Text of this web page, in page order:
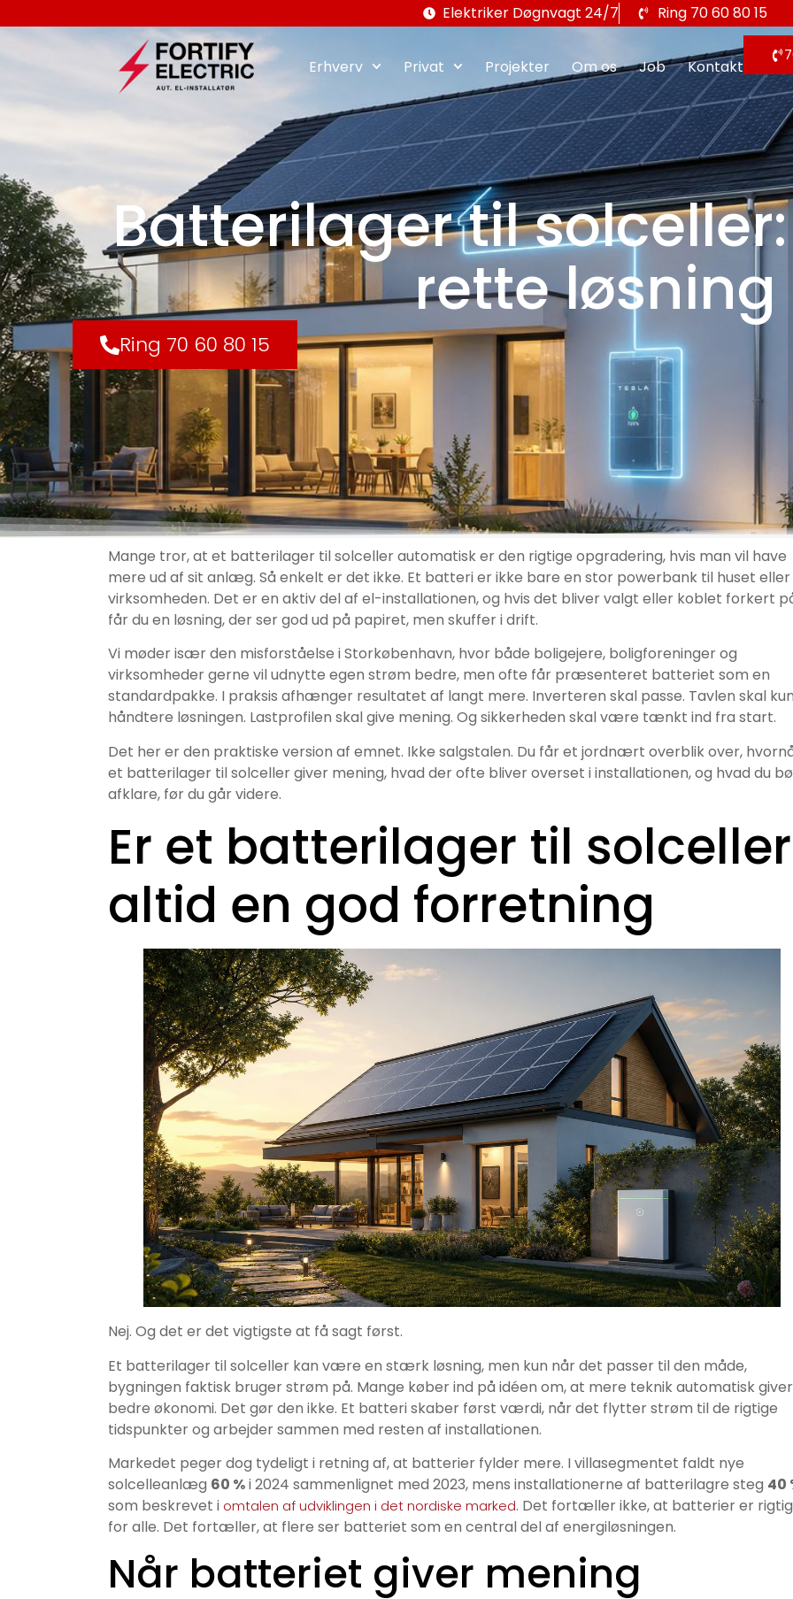
Elektriker Døgnvagt 24/7 Ring 70 60 80 15
Erhverv Privat Projekter Om os Job Kontakt
Batterilager til
rette løsning
Ring 70 60 80 15
Mange tror, at et batterilager til solceller automatisk er den rigtige opgradering, hvis man vil have
mere ud af sit anlæg. Så enkelt er det ikke. Et batteri er ikke bare en stor powerbank til huset eller
virksomheden. Det er en aktiv del af el-installationen, og hvis det bliver valgt eller koblet forkert
får du en løsning, der ser god ud på papiret, men skuffer i drift.
Vi møder især den misforståelse i Storkøbenhavn, hvor både boligejere, boligforeninger og
virksomheder gerne vil udnytte egen strøm bedre, men ofte får præsenteret batteriet som en
standardpakke. I praksis afhænger resultatet af langt mere. Inverteren skal passe. Tavlen skal
håndtere løsningen. Lastprofilen skal give mening. Og sikkerheden skal være tænkt ind fra start.
Det her er den praktiske version af emnet. Ikke salgstalen. Du får et jordnært overblik over,
et batterilager til solceller giver mening, hvad der ofte bliver overset i installationen, og hvad du
afklare, før du går videre.
Er et batterilager til solceller
altid en god forretning
Nej. Og det er det vigtigste at få sagt først.
Et batterilager til solceller kan være en stærk løsning, men kun når det passer til den måde,
bygningen faktisk bruger strøm på. Mange køber ind på idéen om, at mere teknik automatisk giver
bedre økonomi. Det gør den ikke. Et batteri skaber først værdi, når det flytter strøm til de rigtige
tidspunkter og arbejder sammen med resten af installationen.
Markedet peger dog tydeligt i retning af, at batterier fylder mere. I villasegmentet faldt nye
solcelleanlæg 60 %i 2024 sammenlignet med 2023, mens installationerne af batterilagre steg 40
som beskrevet i omtalen af udviklingen i det nordiske marked. Det fortæller ikke, at batterier er
for alle. Det fortæller, at flere ser batteriet som en central del af energiløsningen.
Når batteriet giver mening